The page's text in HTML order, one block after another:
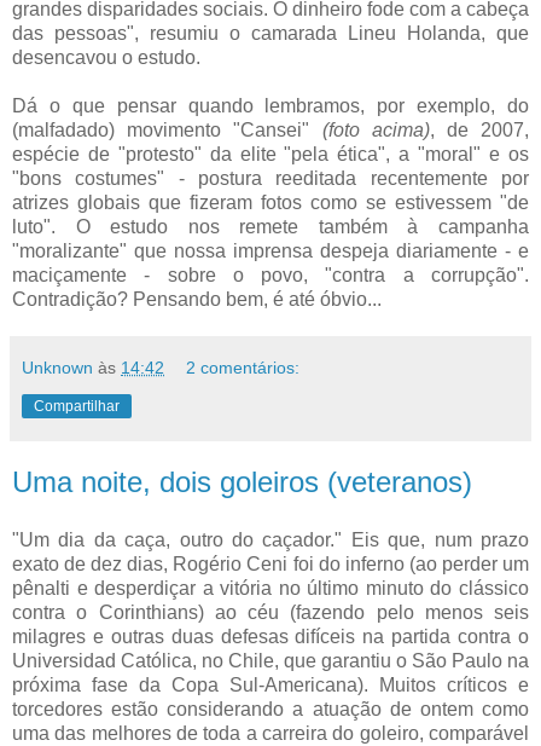
grandes disparidades sociais. O dinheiro fode com a cabeça
das pessoas", resumiu o camarada Lineu Holanda, que
desencavou o estudo.
Dá o que pensar quando lembramos, por exemplo, do
(malfadado) movimento "Cansei" (foto acima), de 2007,
espécie de "protesto" da elite "pela ética", a "moral" e os
"bons costumes" - postura reeditada recentemente por
atrizes globais que fizeram fotos como se estivessem "de
luto". O estudo nos remete também à campanha
"moralizante" que nossa imprensa despeja diariamente - e
maciçamente - sobre o povo, "contra a corrupção".
Contradição? Pensando bem, é até óbvio...
Unknown às 14:42 2 comentários:
Compartilhar
Uma noite, dois goleiros (veteranos)
"Um dia da caça, outro do caçador." Eis que, num prazo
exato de dez dias, Rogério Ceni foi do inferno (ao perder um
pênalti e desperdiçar a vitória no último minuto do clássico
contra o Corinthians) ao céu (fazendo pelo menos seis
milagres e outras duas defesas difíceis na partida contra o
Universidad Católica, no Chile, que garantiu o São Paulo na
próxima fase da Copa Sul-Americana). Muitos críticos e
torcedores estão considerando a atuação de ontem como
uma das melhores de toda a carreira do goleiro, comparável